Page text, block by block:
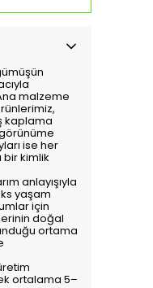
malzeme
kaplama
ise her
bir kimlik
anlayışıyla
yaşam
için
doğal
ortama
ortalama 5–